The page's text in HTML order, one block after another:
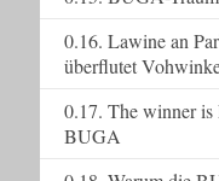
0.16. Lawine an
überflutet
0.17. The winner
BUGA